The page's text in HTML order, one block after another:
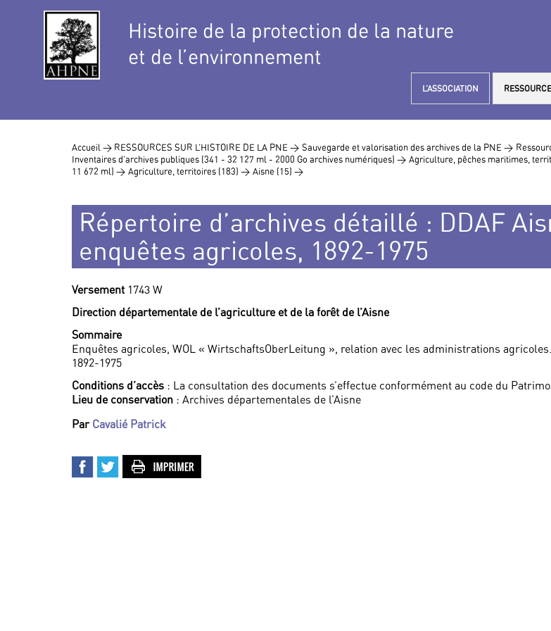
Histoire de la protection de la nature
et de l’environnement
L’ASSOCIATION
Accueil > RESSOURCES SUR L’HISTOIRE DE LA PNE > Sauvegarde et valorisation des archives de la PNE >
Inventaires d’archives publiques (341 - 32 127 ml - 2000 Go archives numériques) > Agriculture, pêches maritimes,
11 672 ml) > Agriculture, territoires (183) > Aisne (15) >
Répertoire d’archives détaillé : DDAF
enquêtes agricoles, 1892-1975
Versement 1743 W
Direction départementale de l’agriculture et de la forêt de l’Aisne
Sommaire
Enquêtes agricoles, WOL « WirtschaftsOberLeitung », relation avec les administrations agricoles.
1892-1975
Conditions d’accès : La consultation des documents s’effectue conformément au code du
Lieu de conservation : Archives départementales de l’Aisne
Par Cavalié Patrick